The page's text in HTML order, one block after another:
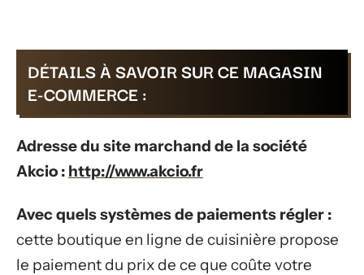
DÉTAILS À SAVOIR SUR CE MAGASIN
E-COMMERCE :
Adresse du site marchand de la société
Akcio : http://www.akcio.fr
Avec quels systèmes de paiements régler :
cette boutique en ligne de cuisinière propose
le paiement du prix de ce que coûte votre